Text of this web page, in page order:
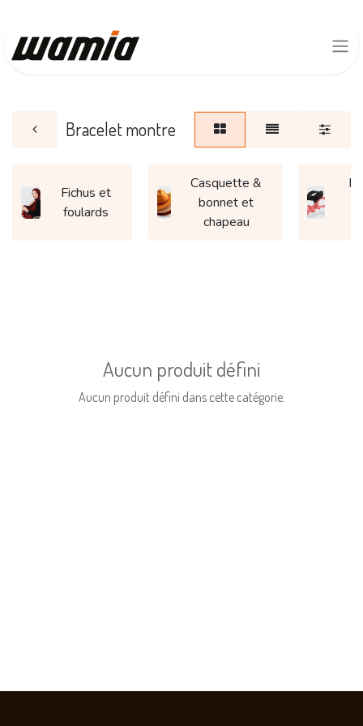
Bracelet montre
Fichus et
foulards
Casquette &
bonnet et
chapeau
Aucun produit défini
Aucun produit défini dans cette catégorie.